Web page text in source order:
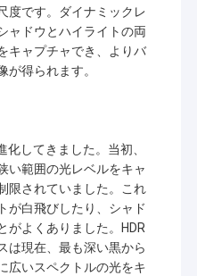
度です。ダイナミックレ
ャドウとハイライトの両
キャプチャでき、よりバ
が得られます。
化してきました。当初、
い範囲の光レベルをキャ
限されていました。これ
が白飛びしたり、シャド
がよくありました。HDR
は現在、最も深い黒から
広いスペクトルの光をキ